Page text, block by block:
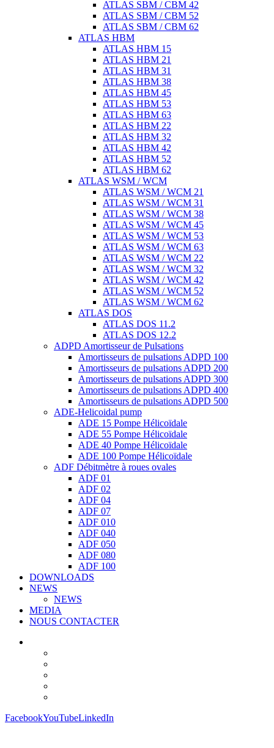
ATLAS SBM / CBM 42
ATLAS SBM / CBM 52
ATLAS SBM / CBM 62
ATLAS HBM
ATLAS HBM 15
ATLAS HBM 21
ATLAS HBM 31
ATLAS HBM 38
ATLAS HBM 45
ATLAS HBM 53
ATLAS HBM 63
ATLAS HBM 22
ATLAS HBM 32
ATLAS HBM 42
ATLAS HBM 52
ATLAS HBM 62
ATLAS WSM / WCM
ATLAS WSM / WCM 21
ATLAS WSM / WCM 31
ATLAS WSM / WCM 38
ATLAS WSM / WCM 45
ATLAS WSM / WCM 53
ATLAS WSM / WCM 63
ATLAS WSM / WCM 22
ATLAS WSM / WCM 32
ATLAS WSM / WCM 42
ATLAS WSM / WCM 52
ATLAS WSM / WCM 62
ATLAS DOS
ATLAS DOS 11.2
ATLAS DOS 12.2
ADPD Amortisseur de Pulsations
Amortisseurs de pulsations ADPD 100
Amortisseurs de pulsations ADPD 200
Amortisseurs de pulsations ADPD 300
Amortisseurs de pulsations ADPD 400
Amortisseurs de pulsations ADPD 500
ADE-Helicoidal pump
ADE 15 Pompe Ηélicoïdale
ADE 55 Pompe Ηélicoïdale
ADE 40 Pompe Ηélicoïdale
ADE 100 Pompe Ηélicoïdale
ADF Débitmètre à roues ovales
ADF 01
ADF 02
ADF 04
ADF 07
ADF 010
ADF 040
ADF 050
ADF 080
ADF 100
DOWNLOADS
NEWS
NEWS
MEDIA
NOUS CONTACTER
FacebookYouTubeLinkedIn